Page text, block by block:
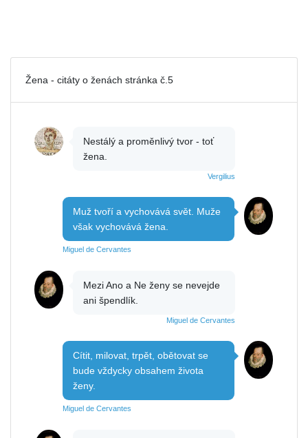
Žena - citáty o ženách stránka č.5
Nestálý a proměnlivý tvor - toť
žena.
Vergilius
Muž tvoří a vychovává svět. Muže
však vychovává žena.
Miguel de Cervantes
Mezi Ano a Ne ženy se nevejde
ani špendlík.
Miguel de Cervantes
Cítit, milovat, trpět, obětovat se
bude vždycky obsahem života
ženy.
Miguel de Cervantes